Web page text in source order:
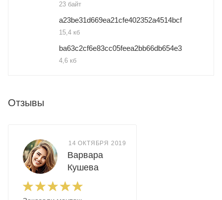
23 байт
a23be31d669ea21cfe402352a4514bcf
15,4 кб
ba63c2cf6e83cc05feea2bb66db654e3
4,6 кб
Отзывы
14 ОКТЯБРЯ 2019
Варвара
Кушева